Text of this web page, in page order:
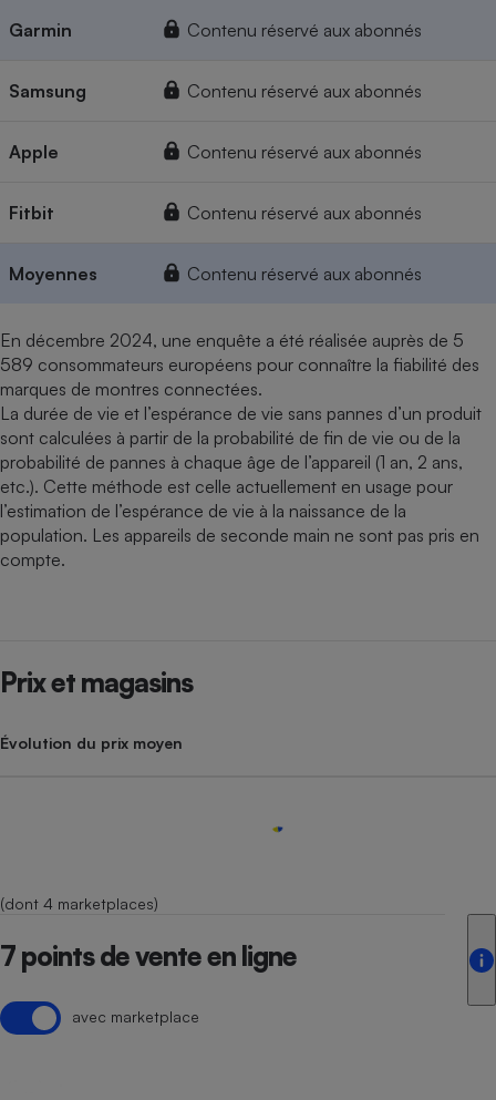
Garmin Contenu réservé aux abonnés
Samsung Contenu réservé aux abonnés
Apple Contenu réservé aux abonnés
Fitbit Contenu réservé aux abonnés
Moyennes Contenu réservé aux abonnés
En décembre 2024, une enquête a été réalisée auprès de 5
589 consommateurs européens pour connaître la fiabilité des
marques de montres connectées.
La durée de vie et l’espérance de vie sans pannes d’un produit
sont calculées à partir de la probabilité de fin de vie ou de la
probabilité de pannes à chaque âge de l’appareil (1 an, 2 ans,
etc.). Cette méthode est celle actuellement en usage pour
l’estimation de l’espérance de vie à la naissance de la
population. Les appareils de seconde main ne sont pas pris en
compte.
Prix et magasins
Évolution du prix moyen
(dont 4 marketplaces)
7 points de vente en ligne
avec marketplace